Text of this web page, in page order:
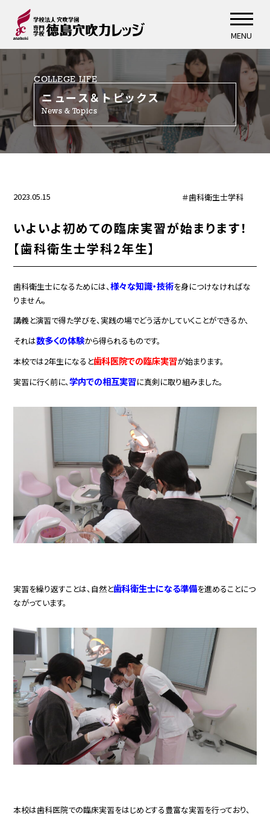
MENU
COLLEGE LIFE
ニュース＆トピックス
News & Topics
2023.05.15 ＃歯科衛生士学科
いよいよ初めての臨床実習が始まります！
【歯科衛生士学科2年生】
歯科衛生士になるためには、様々な知識・技術を身につけなければな
りません。
講義と演習で得た学びを、実践の場でどう活かしていくことができるか、
それは数多くの体験から得られるものです。
本校では2年生になると歯科医院での臨床実習が始まります。
実習に行く前に、学内での相互実習に真剣に取り組みました。
実習を繰り返すことは、自然と歯科衛生士になる準備を進めることにつ
ながっています。
本校は歯科医院での臨床実習をはじめとする豊富な実習を行っており、